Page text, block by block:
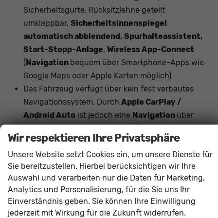
Sicherheitsgurte, Rücksitzlehne geteilt
umklappbar, Sicherheitsinnenspiegel
automatisch abblendend, Spurhalteassistent,
Start-Stopp-Anlage, Wireless App-Connect
( Navigation bequem über Smartphone-Apps wie
Google Maps oder Apple Karten möglich)
Das Fahrzeug verfügt über kein fest verbautes
Navigationssystem. Durch Apple CarPlay /
Android Auto ist jedoch eine Navigation über
oder Apple Karten) über denFahrzeugbildschirm
möglich.
Innen
Armlehnen
Mittelarmlehne, Fahrer
Fensterheber
elektrisch 4-fach
Wir respektieren Ihre Privatsphäre
Unsere Website setzt Cookies ein, um unsere Dienste für
Sie bereitzustellen. Hierbei berücksichtigen wir Ihre
Auswahl und verarbeiten nur die Daten für Marketing,
Analytics und Personalisierung, für die Sie uns Ihr
Einverständnis geben. Sie können Ihre Einwilligung
jederzeit mit Wirkung für die Zukunft widerrufen.